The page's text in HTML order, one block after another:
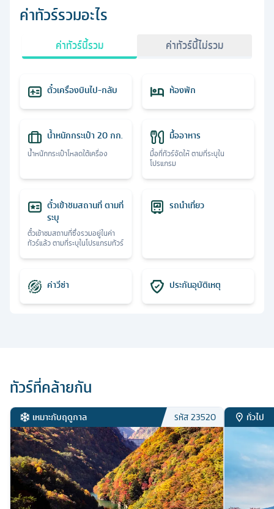
ค่าทัวร์รวมอะไร
ค่าทัวร์นี้รวม ค่าทัวร์นี้ไม่รวม
ตั๋วเครื่องบินไป-กลับ ห้องพัก
น้ำหนักกระเป๋า 20 กก.
น้ำหนักกระเป๋าโหลดใต้เครื่อง
มื้ออาหาร
มื้อที่ทัวร์จัดให้ ตามที่ระบุใน
โปรแกรม
ตั๋วเข้าชมสถานที่ ตามที่
ระบุ
ตั๋วเข้าชมสถานที่ซึ่งรวมอยู่ในค่า
ทัวร์แล้ว ตามที่ระบุในโปรแกรมทัวร์
รถนำเที่ยว
ค่าวีซ่า ประกันอุบัติเหตุ
ทัวร์ที่คล้ายกัน
เหมาะกับฤดูกาล รหัส23520 ทั่วไป